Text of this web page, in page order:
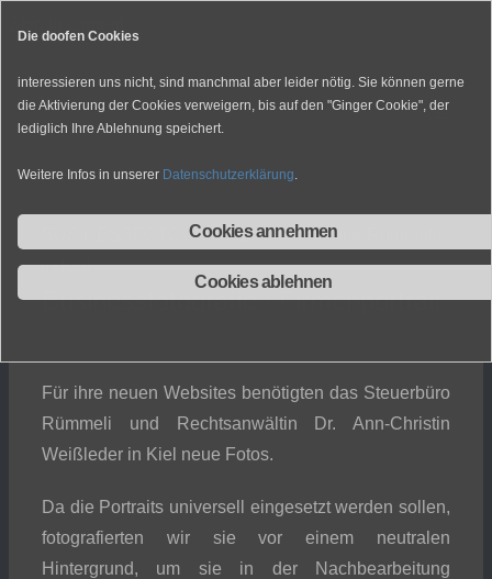
BUSINESSFOTOGRAFIE: Steuerberater Rümmeli
in Kiel
Businessfotografie / Firmenportrait
Für ihre neuen Websites benötigten das Steuerbüro
Rümmeli und Rechtsanwältin Dr. Ann-Christin
Weißleder in Kiel neue Fotos.
Da die Portraits universell eingesetzt werden sollen,
fotografierten wir sie vor einem neutralen
Hintergrund, um sie in der Nachbearbeitung
Die doofen Cookies
interessieren uns nicht, sind manchmal aber leider nötig. Sie können gerne
die Aktivierung der Cookies verweigern, bis auf den "Ginger Cookie", der
lediglich Ihre Ablehnung speichert.
Weitere Infos in unserer Datenschutzerklärung.
Cookies annehmen
Cookies ablehnen